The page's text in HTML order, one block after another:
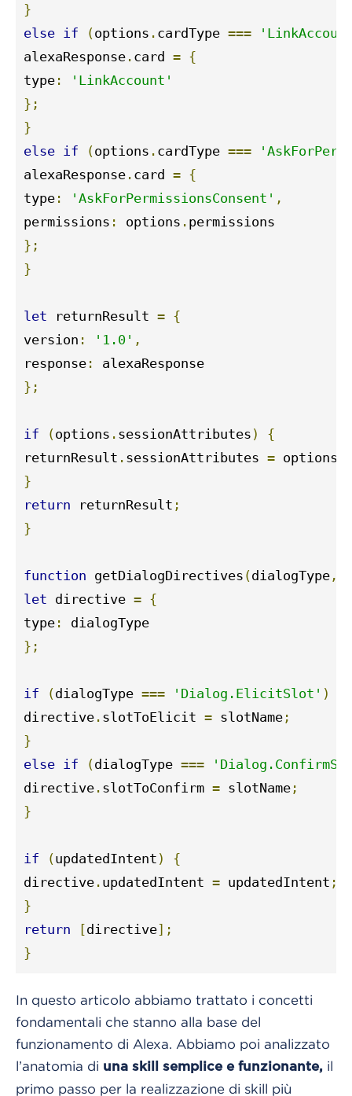
}
else if (options . cardType ===
alexaResponse . card = {
type :
'LinkAccount'
};
}
else if (options . cardType ===
alexaResponse . card = {
type : 'AskForPermissionsConsent' ,
permissions : options .
};
}
let returnResult = {
version : '1.0' ,
response :
};
if (options . sessionAttributes )
{
returnResult . sessionAttributes = options
}
return returnResult ;
}
function getDialogDirectives (dialogType ,
let directive = {
type :
};
if (dialogType === 'Dialog.ElicitSlot' )
directive . slotToElicit = slotName ;
}
else if (dialogType ===
directive . slotToConfirm = slotName ;
}
if (updatedIntent )
{
directive . updatedIntent = updatedIntent ;
}
return
[directive];
}
In questo articolo abbiamo trattato i concetti
fondamentali che stanno alla base del
funzionamento di Alexa. Abbiamo poi analizzato
l’anatomia di una skill semplice e funzionante, il
primo passo per la realizzazione di skill più